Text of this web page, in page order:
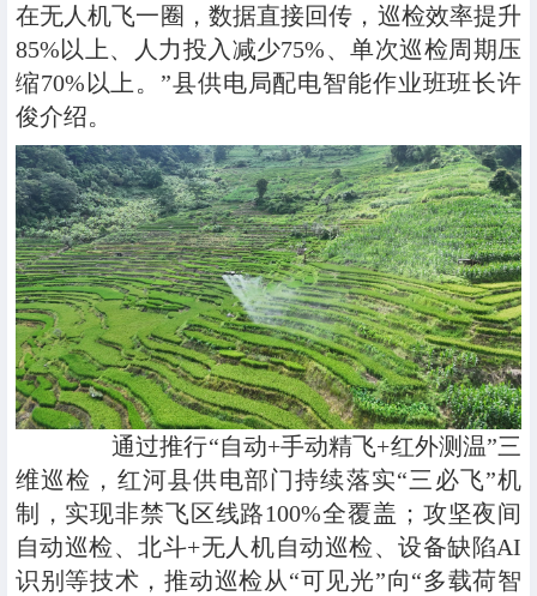
在无人机飞一圈，数据直接回传，巡检效率提升
85%以上、人力投入减少75%、单次巡检周期压
缩70%以上。”县供电局配电智能作业班班长许
俊介绍。
通过推行“自动+手动精飞+红外测温”三
维巡检，红河县供电部门持续落实“三必飞”机
制，实现非禁飞区线路100%全覆盖；攻坚夜间
自动巡检、北斗+无人机自动巡检、设备缺陷AI
识别等技术，推动巡检从“可见光”向“多载荷智